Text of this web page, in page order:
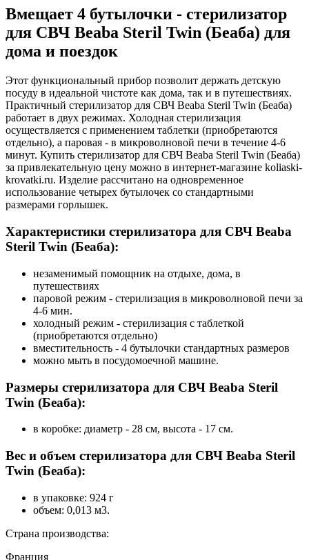
Вмещает 4 бутылочки - стерилизатор
для СВЧ Beaba Steril Twin (Беаба) для
дома и поездок
Этот функциональный прибор позволит держать детскую
посуду в идеальной чистоте как дома, так и в путешествиях.
Практичный стерилизатор для СВЧ Beaba Steril Twin (Беаба)
работает в двух режимах. Холодная стерилизация
осуществляется с применением таблетки (приобретаются
отдельно), а паровая - в микроволновой печи в течение 4-6
минут. Купить стерилизатор для СВЧ Beaba Steril Twin (Беаба)
за привлекательную цену можно в интернет-магазине koliaski-
krovatki.ru. Изделие рассчитано на одновременное
использование четырех бутылочек со стандартными
размерами горлышек.
Характеристики стерилизатора для СВЧ Beaba
Steril Twin (Беаба):
незаменимый помощник на отдыхе, дома, в
путешествиях
паровой режим - стерилизация в микроволновой печи за
4-6 мин.
холодный режим - стерилизация с таблеткой
(приобретаются отдельно)
вместительность - 4 бутылочки стандартных размеров
можно мыть в посудомоечной машине.
Размеры стерилизатора для СВЧ Beaba Steril
Twin (Беаба):
в коробке: диаметр - 28 см, высота - 17 см.
Вес и объем стерилизатора для СВЧ Beaba Steril
Twin (Беаба):
в упаковке: 924 г
объем: 0,013 м3.
Страна производства:
Франция